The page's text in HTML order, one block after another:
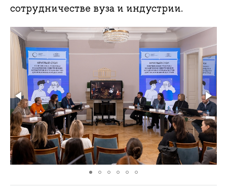
сотрудничестве вуза и индустрии.